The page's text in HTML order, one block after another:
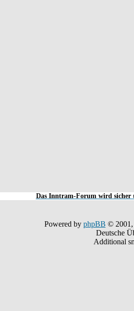
Das Inntram-Forum wird sicher
Powered by phpBB © 2001,
Deutsche
Additional